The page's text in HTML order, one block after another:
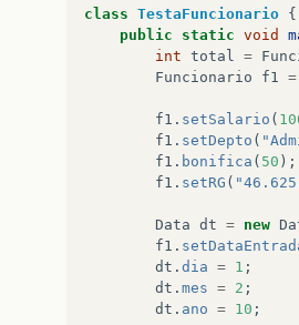
public
void setDepto
this.depto =
public
double
public
void
this.salario =
return
this.
public
void
this.dataEntrada
class TestaFuncionario {
public
static void
int total =
Funcionario
f1 =
f1 . setSalario (
f1 . setDepto (
f1 . bonifica ( 50 );
f1 . setRG (
Data dt = new
f1 .
dt . dia = 1 ;
dt . mes = 2 ;
dt . ano = 10 ;